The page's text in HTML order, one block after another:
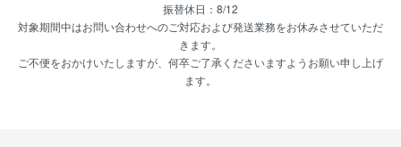
振替休日：8/12
対象期間中はお問い合わせへのご対応および発送業務をお休みさせていただ
きます。
ご不便をおかけいたしますが、何卒ご了承くださいますようお願い申し上げ
ます。